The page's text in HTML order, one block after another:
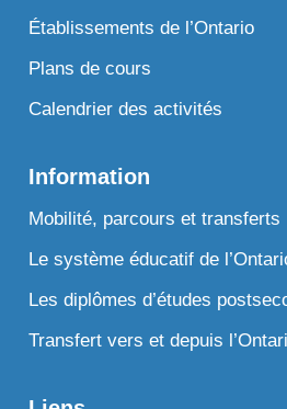
Établissements de l’Ontario
Plans de cours
Calendrier des activités
Information
Mobilité, parcours et transferts
Le système éducatif de
Les diplômes d’études
Transfert vers et depuis